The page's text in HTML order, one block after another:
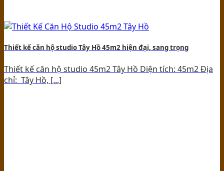
Thiết kế căn hộ studio Tây Hồ 45m2 hiện đại, sang trọng
Thiết kế căn hộ studio 45m2 Tây Hồ Diện tích: 45m2 Địa
chỉ: Tây Hồ, [...]